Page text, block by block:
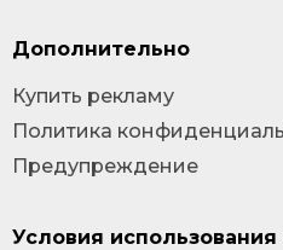
Условия
Дополнительно
Купить рекламу
Политика
Предупреждение